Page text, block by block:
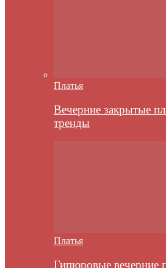
Платья
Вечерние закрытые
тренды
Платья
Гипюровые вечерние